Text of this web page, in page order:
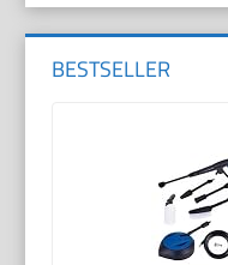
BESTSELLER